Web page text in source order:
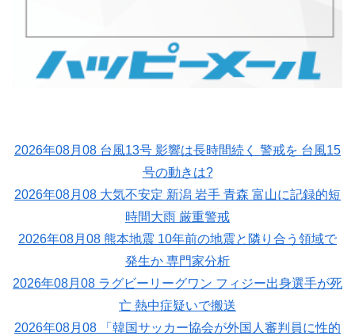
2026年08月08 台風13号 影響は長時間続く 警戒を 台風15
号の動きは?
2026年08月08 大気不安定 新潟 岩手 青森 富山に記録的短
時間大雨 厳重警戒
2026年08月08 熊本地震 10年前の地震と隣り合う領域で
発生か 専門家分析
2026年08月08 ラグビーリーグワン フィジー出身選手が死
亡 熱中症疑いで搬送
2026年08月08 「韓国サッカー協会が外国人審判員に性的